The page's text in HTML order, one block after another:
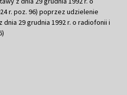
r. poz. 96) poprzez udzielenie
29 grudnia 1992 r. o radiofonii i